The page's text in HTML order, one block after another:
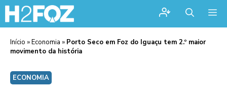
Início »Economia » Porto Seco em Foz do Iguaçu tem 2.º maior
movimento da história
ECONOMIA